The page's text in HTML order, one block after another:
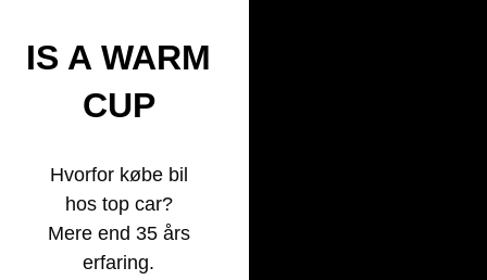
IS A WARM
CUP
Hvorfor købe bil
hos top car?
Mere end 35 års
erfaring.